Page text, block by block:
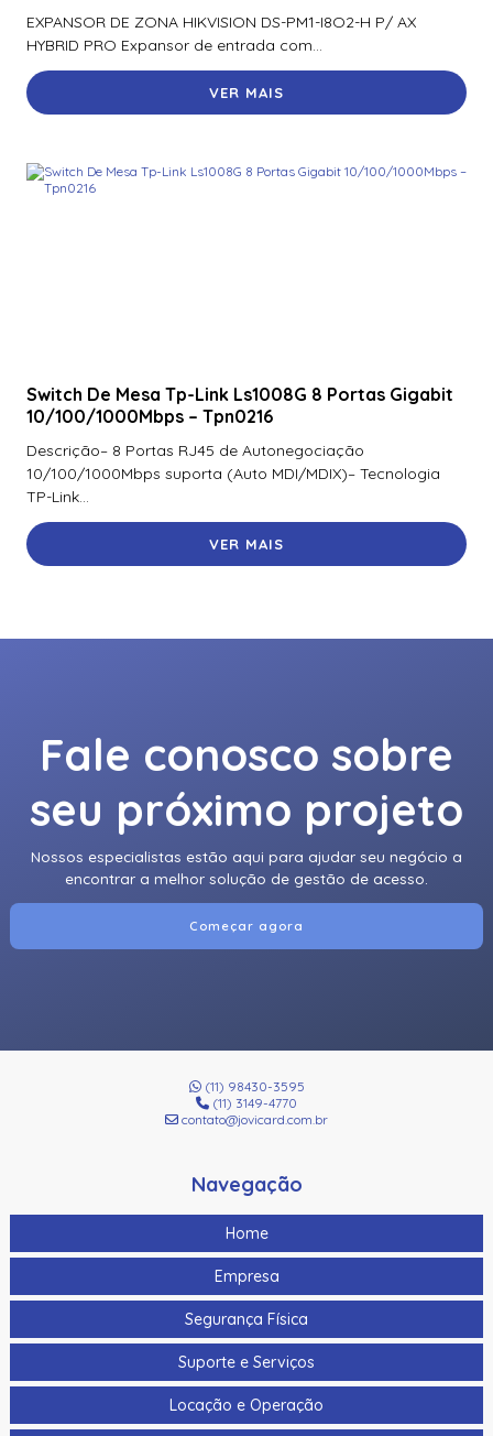
EXPANSOR DE ZONA HIKVISION DS-PM1-I8O2-H P/ AX
HYBRID PRO Expansor de entrada com...
VER MAIS
Switch De Mesa Tp-Link Ls1008G 8 Portas Gigabit
10/100/1000Mbps – Tpn0216
Descrição– 8 Portas RJ45 de Autonegociação
10/100/1000Mbps suporta (Auto MDI/MDIX)– Tecnologia
TP-Link...
VER MAIS
Fale conosco sobre
seu próximo projeto
Nossos especialistas estão aqui para ajudar seu negócio a
encontrar a melhor solução de gestão de acesso.
Começar agora
(11) 98430-3595
(11) 3149-4770
contato@jovicard.com.br
Navegação
Home
Empresa
Segurança Física
Suporte e Serviços
Locação e Operação